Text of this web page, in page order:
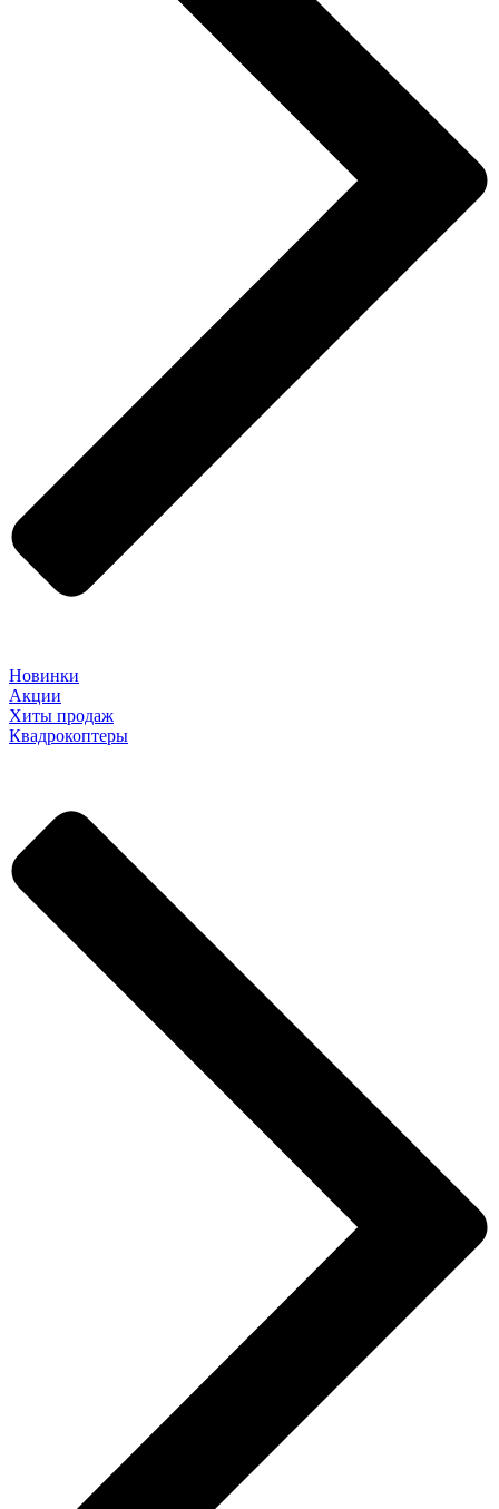
Новинки
Акции
Хиты продаж
Квадрокоптеры